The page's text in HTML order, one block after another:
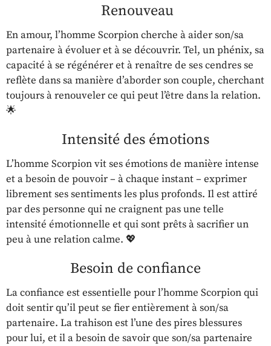
Renouveau
En amour, l’homme Scorpion cherche à aider son/sa
partenaire à évoluer et à se découvrir. Tel, un phénix, sa
capacité à se régénérer et à renaître de ses cendres se
reflète dans sa manière d’aborder son couple, cherchant
toujours à renouveler ce qui peut l’être dans la relation.
🌟
Intensité des émotions
L’homme Scorpion vit ses émotions de manière intense
et a besoin de pouvoir – à chaque instant – exprimer
librement ses sentiments les plus profonds. Il est attiré
par des personne qui ne craignent pas une telle
intensité émotionnelle et qui sont prêts à sacrifier un
peu à une relation calme. 💖
Besoin de confiance
La confiance est essentielle pour l’homme Scorpion qui
doit sentir qu’il peut se fier entièrement à son/sa
partenaire. La trahison est l’une des pires blessures
pour lui, et il a besoin de savoir que son/sa partenaire